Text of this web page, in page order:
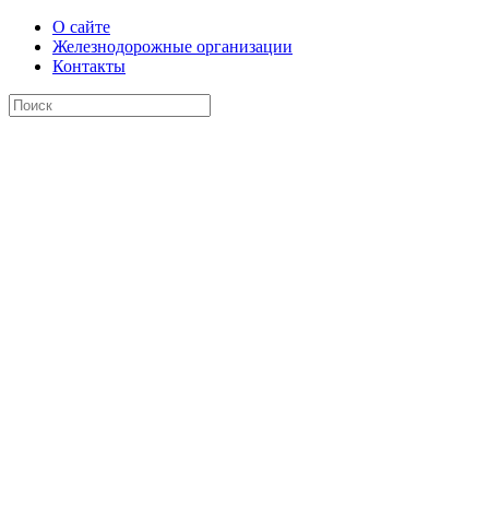
О сайте
Железнодорожные организации
Контакты